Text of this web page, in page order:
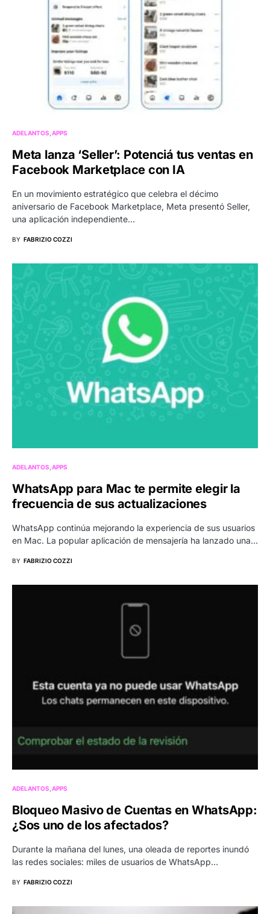
ADELANTOS APPS
Meta lanza ‘Seller’: Potenciá tus ventas en
Facebook Marketplace con IA
En un movimiento estratégico que celebra el décimo
aniversario de Facebook Marketplace, Meta presentó Seller,
una aplicación independiente…
BY FABRIZIO COZZI
ADELANTOS APPS
WhatsApp para Mac te permite elegir la
frecuencia de sus actualizaciones
WhatsApp continúa mejorando la experiencia de sus usuarios
en Mac. La popular aplicación de mensajería ha lanzado una…
BY FABRIZIO COZZI
ADELANTOS APPS
Bloqueo Masivo de Cuentas en WhatsApp:
¿Sos uno de los afectados?
Durante la mañana del lunes, una oleada de reportes inundó
las redes sociales: miles de usuarios de WhatsApp…
BY FABRIZIO COZZI